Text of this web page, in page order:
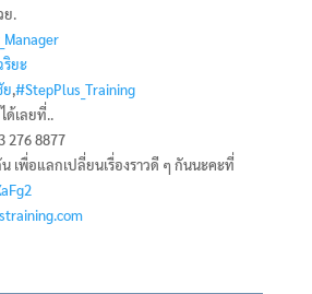
ย.
ยะ
ย,#StepPlus_Training
ด้เลยที่..
276 8877
เพื่อแลกเปลี่ยนเรื่องราวดี ๆ กันนะคะที่